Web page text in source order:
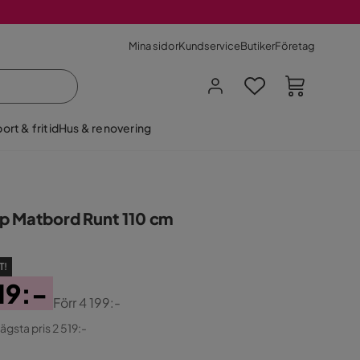
Mina sidorKundserviceButikerFöretag
& fritidHus & renovering
Matbord Runt 110 cm
Förr4 199:-
pris 2 519:-